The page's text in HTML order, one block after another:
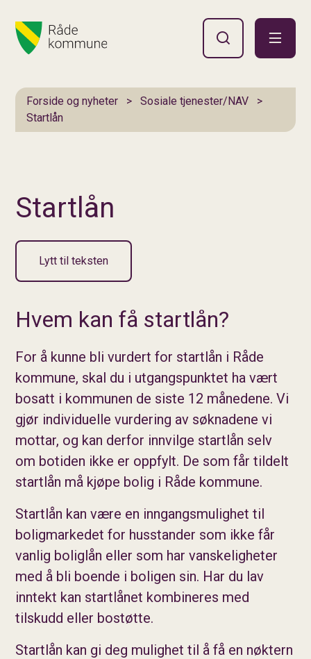
Du er her:
Forside og nyheter
Sosiale tjenester/NAV
Startlån
Startlån
Lytt til teksten
Hvem kan få startlån?
For å kunne bli vurdert for startlån i Råde
kommune, skal du i utgangspunktet ha vært
bosatt i kommunen de siste 12 månedene. Vi
gjør individuelle vurdering av søknadene vi
mottar, og kan derfor innvilge startlån selv
om botiden ikke er oppfylt. De som får tildelt
startlån må kjøpe bolig i Råde kommune.
Startlån kan være en inngangsmulighet til
boligmarkedet for husstander som ikke får
vanlig boliglån eller som har vanskeligheter
med å bli boende i boligen sin. Har du lav
inntekt kan startlånet kombineres med
tilskudd eller bostøtte.
Startlån kan gi deg mulighet til å få en nøktern